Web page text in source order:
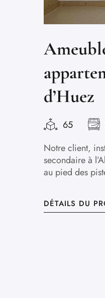
d’Huez
65
Notre client,
secondaire à
au pied des
DÉTAILS DU